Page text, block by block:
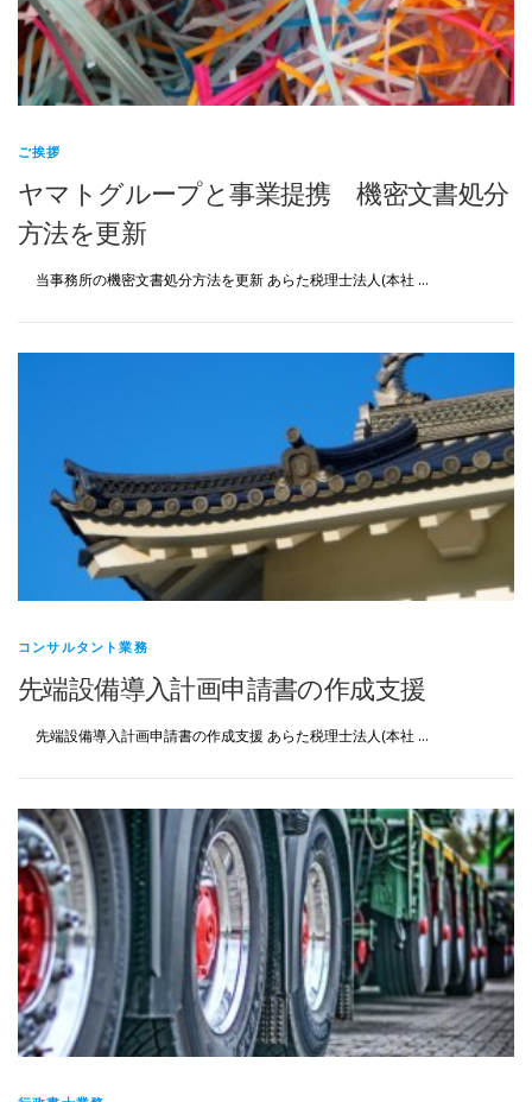
ご挨拶
ヤマトグループと事業提携 機密文書処分
方法を更新
当事務所の機密文書処分方法を更新 あらた税理士法人(本社 …
コンサルタント業務
先端設備導入計画申請書の作成支援
先端設備導入計画申請書の作成支援 あらた税理士法人(本社 …